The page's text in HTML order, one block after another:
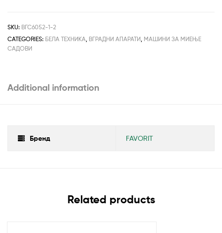
SKU: ВГС6052-1-2
CATEGORIES: БЕЛА ТЕХНИКА ВГРАДНИ АПАРАТИ МАШИНИ ЗА МИЕЊЕ
САДОВИ
Additional information
Бренд FAVORIT
Related products